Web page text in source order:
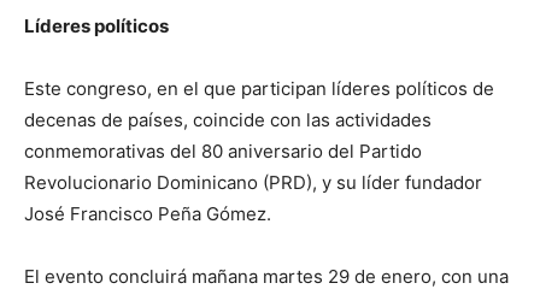
Líderes políticos
Este congreso, en el que participan líderes políticos de
decenas de países, coincide con las actividades
conmemorativas del 80 aniversario del Partido
Revolucionario Dominicano (PRD), y su líder fundador
José Francisco Peña Gómez.
El evento concluirá mañana martes 29 de enero, con una